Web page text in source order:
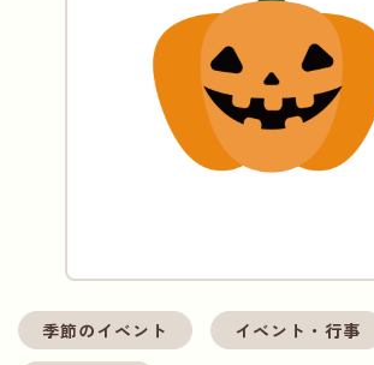
季節のイベント イベント・行事